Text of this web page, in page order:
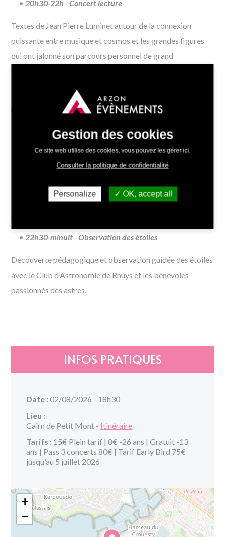
20h30-22h - Concert lecture
Textes de Jean Pierre Luminet autour de la connexion
puissante entre musique et cosmos et les grandes figures
qui ont jalonné son parcours personnel de grand
Dialogue au piano avec Ferenc Vizi autour de pièces
musicales de Liszt, Ravel, Beethoven, Boulez ou autres
appel des astres.
22h-22h30 - Illumination du Cairn
“Visual mapping” sur le thème des astres du mégalithe de
Petit Mont dans un spectacle féérique et poétique pour
22h30-minuit - Observation des étoiles
Découverte pédagogique et observation guidée des étoiles
avec le Club d’Astronomie de Rhuys et les bénévoles
passionnés des astres.
INFOS PRATIQUES
Date : 02/08/2026 - 18h30
Lieu :
Cairn de Petit Mont - Itinéraire
Tarifs : 15€ Plein tarif | 8€ -26 ans | Gratuit -13
ans | Pass 3 concerts 80€ | Tarif Early Bird 75€
jusqu'au 5 juillet 2026
+
−
Gestion des cookies
Ce site web utilise des cookies, vous pouvez les gérer ici.
Consulter la politique de confidentialité
Personalize OK, accept all